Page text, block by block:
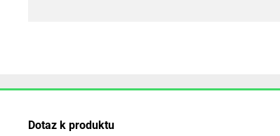
Dotaz k produktu